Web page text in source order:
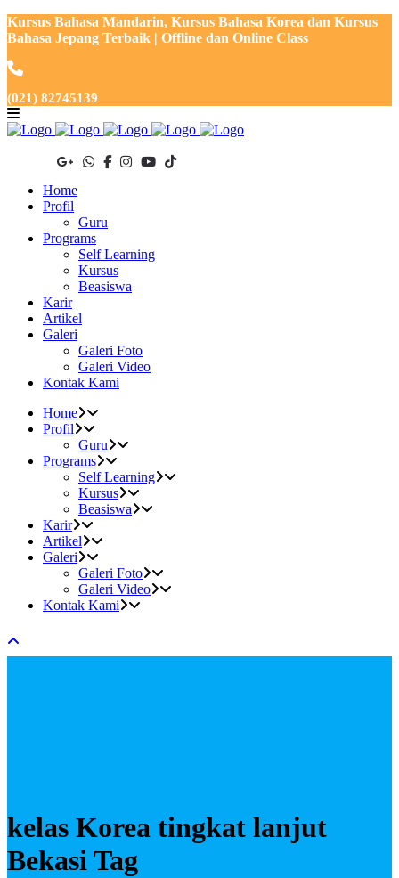
Kursus Bahasa Mandarin, Kursus Bahasa Korea dan Kursus
Bahasa Jepang Terbaik | Offline dan Online Class
(021) 82745139
Home
Profil
Guru
Programs
Self Learning
Kursus
Beasiswa
Karir
Artikel
Galeri
Galeri Foto
Galeri Video
Kontak Kami
Home
Profil
Guru
Programs
Self Learning
Kursus
Beasiswa
Karir
Artikel
Galeri
Galeri Foto
Galeri Video
Kontak Kami
kelas Korea tingkat lanjut
Bekasi Tag